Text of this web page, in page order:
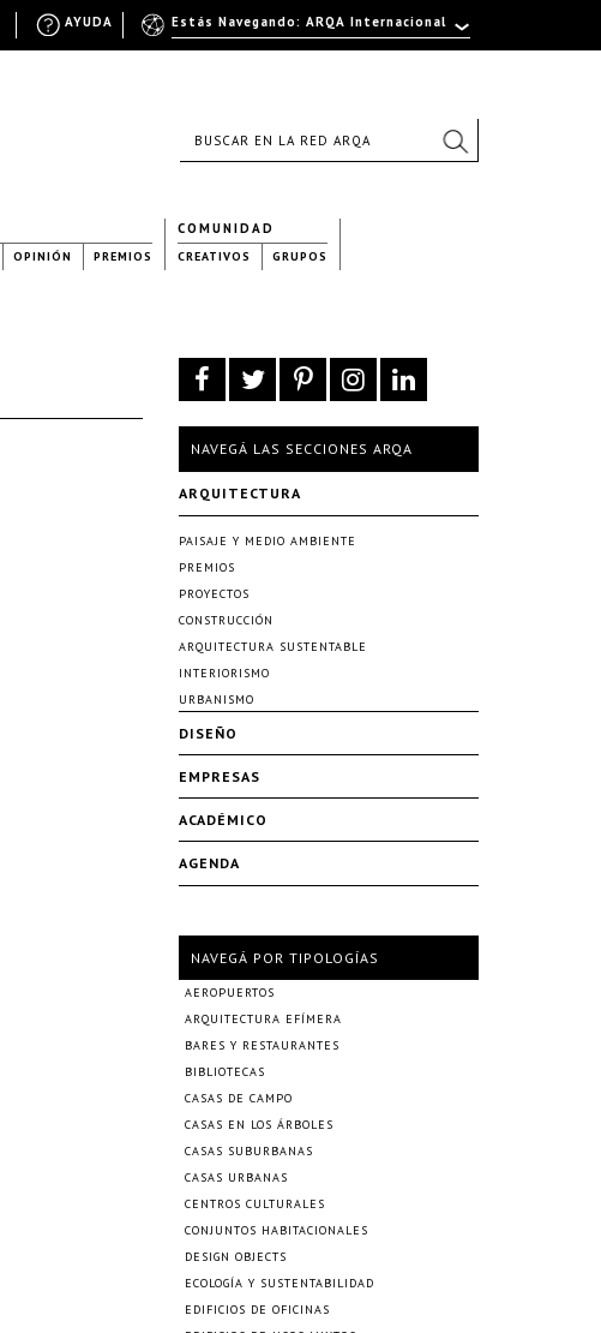
OPINIÓN PREMIOS
COMUNIDAD
CREATIVOS GRUPOS
NAVEGÁ LAS SECCIONES ARQA
ARQUITECTURA
PAISAJE Y MEDIO AMBIENTE
PREMIOS
PROYECTOS
CONSTRUCCIÓN
ARQUITECTURA SUSTENTABLE
INTERIORISMO
URBANISMO
DISEÑO
EMPRESAS
ACADÉMICO
AGENDA
NAVEGÁ POR TIPOLOGÍAS
AEROPUERTOS
ARQUITECTURA EFÍMERA
BARES Y RESTAURANTES
BIBLIOTECAS
CASAS DE CAMPO
CASAS EN LOS ÁRBOLES
CASAS SUBURBANAS
CASAS URBANAS
CENTROS CULTURALES
CONJUNTOS HABITACIONALES
DESIGN OBJECTS
ECOLOGÍA Y SUSTENTABILIDAD
EDIFICIOS DE OFICINAS
Estás Navegando: ARQA Internacional
AYUDA